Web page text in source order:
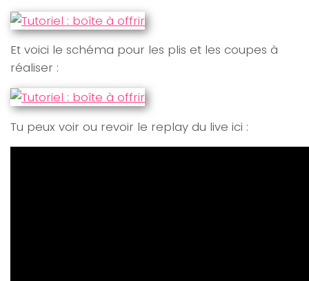
Et voici le schéma pour les plis et les coupes à
réaliser :
Tu peux voir ou revoir le replay du live ici :